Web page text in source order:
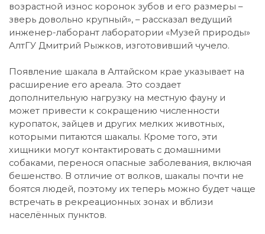
возрастной износ коронок зубов и его размеры –
зверь довольно крупный», – рассказал ведущий
инженер-лаборант лаборатории «Музей природы»
АлтГУ Дмитрий Рыжков, изготовивший чучело.
Появление шакала в Алтайском крае указывает на
расширение его ареала. Это создает
дополнительную нагрузку на местную фауну и
может привести к сокращению численности
куропаток, зайцев и других мелких животных,
которыми питаются шакалы. Кроме того, эти
хищники могут контактировать с домашними
собаками, перенося опасные заболевания, включая
бешенство. В отличие от волков, шакалы почти не
боятся людей, поэтому их теперь можно будет чаще
встречать в рекреационных зонах и вблизи
населённых пунктов.